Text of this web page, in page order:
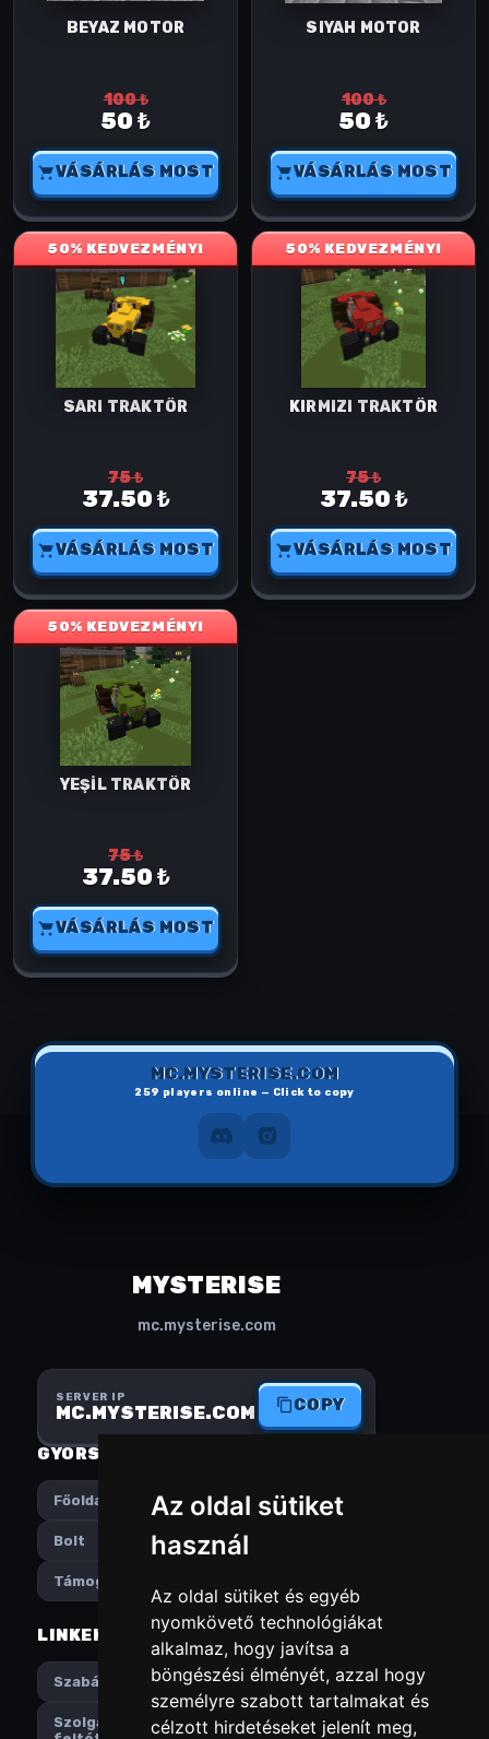
Az oldal sütiket
használ
Az oldal sütiket és egyéb
nyomkövető technológiákat
alkalmaz, hogy javítsa a
böngészési élményét, azzal hogy
személyre szabott tartalmakat és
célzott hirdetéseket jelenít meg,
BEYAZ MOTOR
100 ₺
50 ₺
VÁSÁRLÁS MOST
SIYAH MOTOR
100 ₺
50 ₺
VÁSÁRLÁS MOST
50% KEDVEZMÉNY!
SARI TRAKTÖR
75 ₺
37.50 ₺
VÁSÁRLÁS MOST
50% KEDVEZMÉNY!
KIRMIZI TRAKTÖR
75 ₺
37.50 ₺
VÁSÁRLÁS MOST
50% KEDVEZMÉNY!
YEŞİL TRAKTÖR
75 ₺
37.50 ₺
VÁSÁRLÁS MOST
MC.MYSTERISE.COM
259 players online — Click to copy
MYSTERISE
mc.mysterise.com
SERVER IP
MC.MYSTERISE.COM COPY
GYORS MENÜ
Főoldal
Bolt
Támogatás
Instagram
LINKEK
Szabályok
Szolgáltatási
PREFERENCES
Magyar
TL